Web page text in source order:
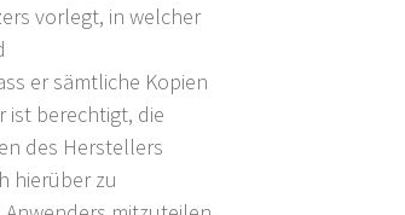
vorlegt, in welcher
er sämtliche Kopien
ist berechtigt, die
des Herstellers
hierüber zu